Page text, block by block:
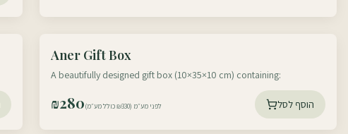
Aner Gift Box
A beautifully designed gift box (10×35×10 cm) containing:
₪280 לפני מע״מ (₪330 כולל מע״מ) הוסף לסל